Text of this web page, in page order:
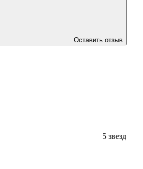
Оставить отзыв
5 звезд